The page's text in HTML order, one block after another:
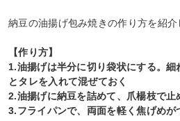
納豆の油揚げ包み焼きの作り方を紹介
【作り方】
1.油揚げは半分に切り袋状にする。
とタレを入れて混ぜておく
2.油揚げに納豆を詰めて、爪楊枝で止
3.フライパンで、両面を軽く焦げめが